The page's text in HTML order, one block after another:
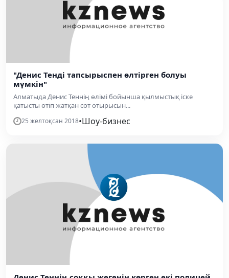
"Денис Тенді тапсырыспен өлтірген болуы
мүмкін"
Алматыда Денис Теннің өлімі бойынша қылмыстық іске
қатысты өтіп жатқан сот отырысын...
25 желтоқсан 2018•Шоу-бизнес